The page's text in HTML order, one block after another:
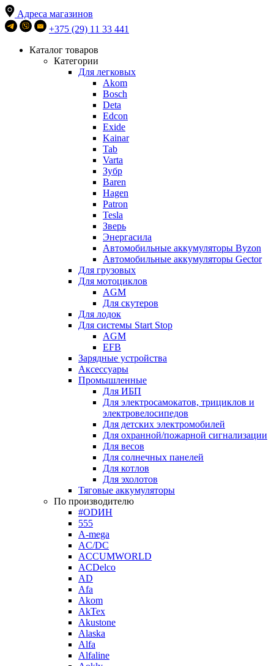
Адреса магазинов
+375 (29) 11 33 441
Каталог товаров
Категории
Для легковых
Akom
Bosch
Deta
Edcon
Exide
Kainar
Tab
Varta
Зубр
Baren
Hagen
Patron
Tesla
Зверь
Энергасила
Автомобильные аккумуляторы Byzon
Автомобильные аккумуляторы Gector
Для грузовых
Для мотоциклов
AGM
Для скутеров
Для лодок
Для системы Start Stop
AGM
EFB
Зарядные устройства
Аксессуары
Промышленные
Для ИБП
Для электросамокатов, трициклов и
электровелосипедов
Для детских электромобилей
Для охранной/пожарной сигнализации
Для весов
Для солнечных панелей
Для котлов
Для эхолотов
Тяговые аккумуляторы
По производителю
#ODИН
555
A-mega
AC/DC
ACCUMWORLD
ACDelco
AD
Afa
Akom
AkTex
Akustone
Alaska
Alfa
Alfaline